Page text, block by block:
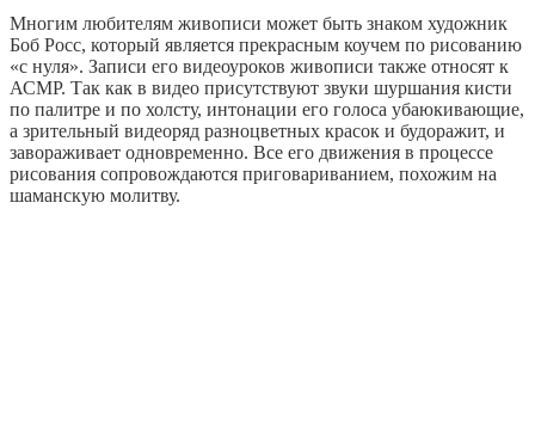
Многим любителям живописи может быть знаком художник
Боб Росс, который является прекрасным коучем по рисованию
«с нуля». Записи его видеоуроков живописи также относят к
АСМР. Так как в видео присутствуют звуки шуршания кисти
по палитре и по холсту, интонации его голоса убаюкивающие,
а зрительный видеоряд разноцветных красок и будоражит, и
завораживает одновременно. Все его движения в процессе
рисования сопровождаются приговариванием, похожим на
шаманскую молитву.